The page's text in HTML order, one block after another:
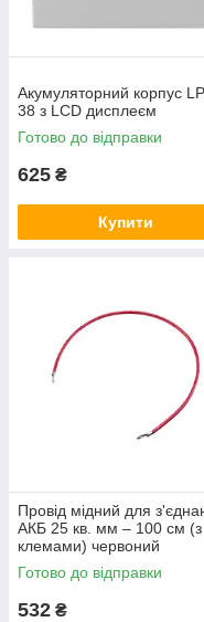
Акумуляторний корпус
38 з LCD дисплеєм
Готово до відправки
625 ₴
Купити
Провід мідний для
АКБ 25 кв. мм – 100 см (з
клемами) червоний
Готово до відправки
532 ₴